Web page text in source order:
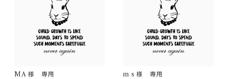
MA 様 専用 m s 様 専用